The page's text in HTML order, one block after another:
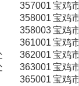
357001 宝鸡
358001 宝鸡
358003宝鸡
361001 宝鸡
362001 宝鸡
363001 宝鸡
365001 宝鸡